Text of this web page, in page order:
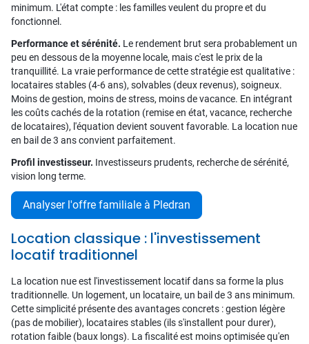
minimum. L'état compte : les familles veulent du propre et du
fonctionnel.
Performance et sérénité. Le rendement brut sera probablement un
peu en dessous de la moyenne locale, mais c'est le prix de la
tranquillité. La vraie performance de cette stratégie est qualitative :
locataires stables (4-6 ans), solvables (deux revenus), soigneux.
Moins de gestion, moins de stress, moins de vacance. En intégrant
les coûts cachés de la rotation (remise en état, vacance, recherche
de locataires), l'équation devient souvent favorable. La location nue
en bail de 3 ans convient parfaitement.
Profil investisseur. Investisseurs prudents, recherche de sérénité,
vision long terme.
Analyser l'offre familiale à Pledran
Location classique : l'investissement
locatif traditionnel
La location nue est l'investissement locatif dans sa forme la plus
traditionnelle. Un logement, un locataire, un bail de 3 ans minimum.
Cette simplicité présente des avantages concrets : gestion légère
(pas de mobilier), locataires stables (ils s'installent pour durer),
rotation faible (baux longs). La fiscalité est moins optimisée qu'en